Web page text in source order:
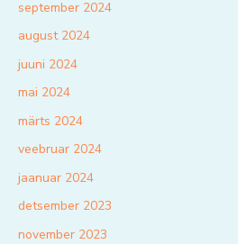
september 2024
august 2024
juuni 2024
mai 2024
märts 2024
veebruar 2024
jaanuar 2024
detsember 2023
november 2023